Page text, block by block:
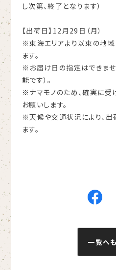
し次第、終了となります）
【出荷日】12月29日（月）
※東海エリアより以東の地
ます。
※お届け日の指定はできま
能です）。
※ナマモノのため、確実に
お願いします。
※天候や交通状況により、
ます。
一覧へ